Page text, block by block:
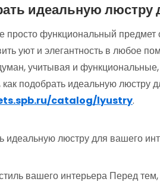
идеальную люстру
просто функциональный предмет
уют и элегантность в любое
учитывая и
подобрать идеальную люстру
catalog/lyustry.
вашего интерьера Перед